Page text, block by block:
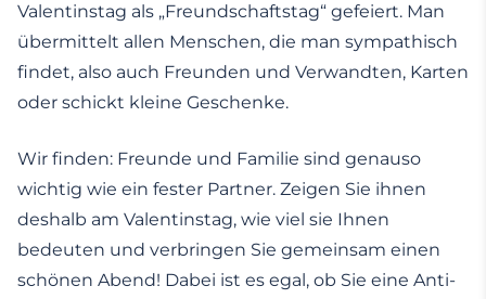
Valentinstag als „Freundschaftstag“ gefeiert. Man
übermittelt allen Menschen, die man sympathisch
findet, also auch Freunden und Verwandten, Karten
oder schickt kleine Geschenke.
Wir finden: Freunde und Familie sind genauso
wichtig wie ein fester Partner. Zeigen Sie ihnen
deshalb am Valentinstag, wie viel sie Ihnen
bedeuten und verbringen Sie gemeinsam einen
schönen Abend! Dabei ist es egal, ob Sie eine Anti-